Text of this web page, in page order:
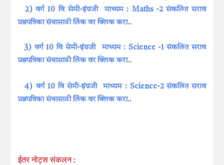
2) वर्ग 10 वि सेमी-इंग्रजी माध्यम : Maths -2 संकलित सराव
प्रश्नपत्रिका संचासाठी लिंक वर क्लिक करा..
3) वर्ग 10 वि सेमी-इंग्रजी माध्यम : Science -1 संकलित सराव
प्रश्नपत्रिका संचासाठी लिंक वर क्लिक करा..
4) वर्ग 10 वि सेमी-इंग्रजी माध्यम : Science-2 संकलित सराव
प्रश्नपत्रिका संचासाठी लिंक वर क्लिक करा..
ईतर नोट्स संकलन :